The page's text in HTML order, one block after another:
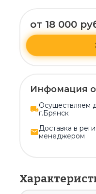
от 18 000
Инфомация
Осуществляем
г.Брянск
Доставка в
менеджером